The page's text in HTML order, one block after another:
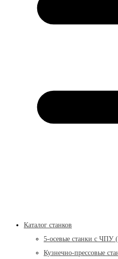
Каталог станков
5-осевые станки с ЧПУ
Кузнечно-прессовые